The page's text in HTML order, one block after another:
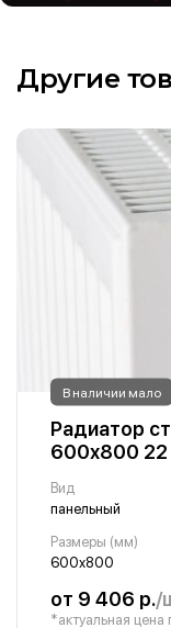
Другие
В наличии мало
Радиатор
600х800 22
Вид
панельный
Размеры (мм)
600х800
от 9 406 р./
*актуальная цена